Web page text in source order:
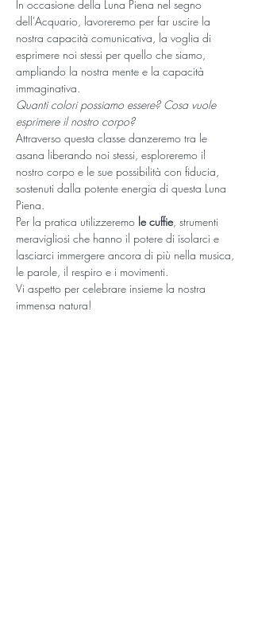
In occasione della Luna Piena nel segno
dell'Acquario, lavoreremo per far uscire la
nostra capacità comunicativa, la voglia di
esprimere noi stessi per quello che siamo,
ampliando la nostra mente e la capacità
immaginativa.
Quanti colori possiamo essere? Cosa vuole
esprimere il nostro corpo?
Attraverso questa classe danzeremo tra le
asana liberando noi stessi, esploreremo il
nostro corpo e le sue possibilità con fiducia,
sostenuti dalla potente energia di questa Luna
Piena.
Per la pratica utilizzeremo le cuffie, strumenti
meravigliosi che hanno il potere di isolarci e
lasciarci immergere ancora di più nella musica,
le parole, il respiro e i movimenti.
Vi aspetto per celebrare insieme la nostra
immensa natura!